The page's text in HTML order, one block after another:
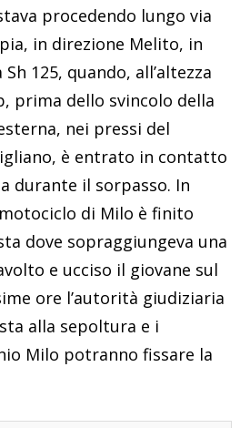
procedendo lungo via
in direzione Melito, in
125, quando, all’altezza
prima dello svincolo della
nei pressi del
è entrato in contatto
durante il sorpasso. In
di Milo è finito
dove sopraggiungeva una
e ucciso il giovane sul
ore l’autorità giudiziaria
alla sepoltura e i
Milo potranno fissare la